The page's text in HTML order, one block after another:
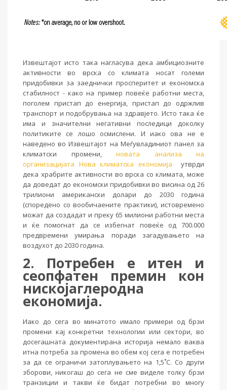
Извештајот исто така нагласува дека амбициозните
активности во врска со климата носат големи
придобивки за заеднички просперитет и економска
стабилност - како на пример повеќе работни места,
поголем пристап до енергија, пристап до одржлив
транспорт и подобрувања на здравјето. Исто така ќе
има и значителни негативни последици доколку
политиките се лошо осмислени. И иако ова не е
наведено во Извештајот на Меѓувладиниот панел за
климатски промени, новата анализа на
организацијата Нова климатска економија
утврди
дека храбрите активности во врска со климата, може
да доведат до економски придобивки во висина од 26
трилиони американски долари до 2030 година
(споредено со вообичаените практики), истовремено
можат да создадат и преку 65 милиони работни места
и ќе помогнат да се избегнат повеќе од 700.000
предвремени умирања поради загадувањето на
воздухот до 2030 година.
2. Потребен е итен и
сеопфатен премин кон
нискојаглеродна
економија.
Иако до сега во минатото имало примери од брзи
промени кај конкретни технологии или сектори, во
досегашната документирана историја немало ваква
итна потреба за промена во обем кој сега е потребен
за да се ограничи затоплувањето на 1,5˚C. Со други
зборови, никогаш до сега не сме виделе толку брзи
транзиции и такви ќе бидат потребни во многу